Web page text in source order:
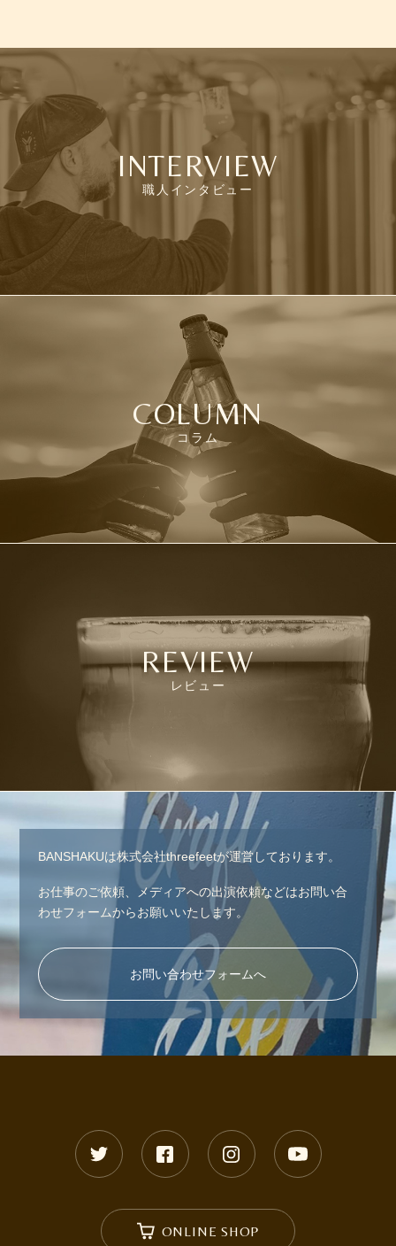
INTERVIEW
職人インタビュー
COLUMN
コラム
REVIEW
レビュー
BANSHAKUは株式会社threefeetが運営しております。
お仕事のご依頼、メディアへの出演依頼などはお問い合
わせフォームからお願いいたします。
お問い合わせフォームへ
ONLINE SHOP